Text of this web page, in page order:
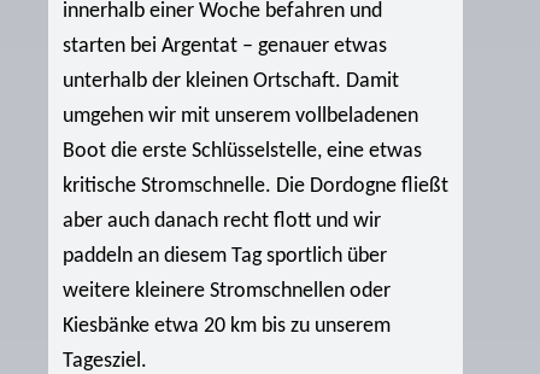
innerhalb einer Woche befahren und
starten bei Argentat – genauer etwas
unterhalb der kleinen Ortschaft. Damit
umgehen wir mit unserem vollbeladenen
Boot die erste Schlüsselstelle, eine etwas
kritische Stromschnelle. Die Dordogne fließt
aber auch danach recht flott und wir
paddeln an diesem Tag sportlich über
weitere kleinere Stromschnellen oder
Kiesbänke etwa 20 km bis zu unserem
Tagesziel.